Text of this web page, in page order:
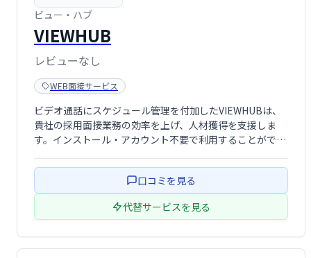
ビュー・ハブ
VIEWHUB
レビューなし
WEB面接サービス
ビデオ通話にスケジュール管理を付加したVIEWHUBは、
貴社の採用面接業務の効率を上げ、人材獲得を支援しま
す。インストール・アカウント不要で利用することができ
口コミを見る
代替サービスを見る